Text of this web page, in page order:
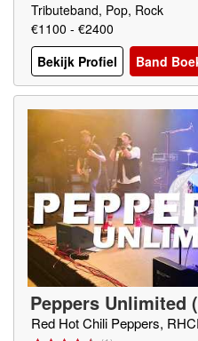
Tributeband, Pop, Rock
€1100 - €2400
Bekijk Profiel
Band
Peppers Unlimited
Red Hot Chili Peppers,